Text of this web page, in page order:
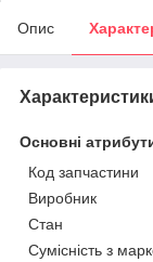
Опис
Основні
Код запчастини
Виробник
Стан
Сумісність з